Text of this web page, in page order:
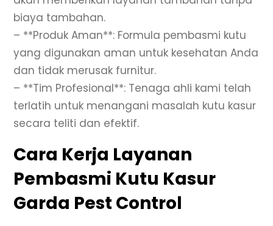
biaya tambahan.
– **Produk Aman**: Formula pembasmi kutu
yang digunakan aman untuk kesehatan Anda
dan tidak merusak furnitur.
– **Tim Profesional**: Tenaga ahli kami telah
terlatih untuk menangani masalah kutu kasur
secara teliti dan efektif.
Cara Kerja Layanan
Pembasmi Kutu Kasur
Garda Pest Control